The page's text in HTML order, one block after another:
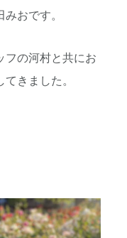
おです。
フの河村と共にお
きました。